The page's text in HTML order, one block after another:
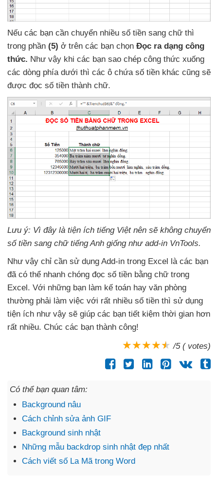
Nếu các bạn cần chuyển nhiều số tiền sang chữ thì
trong phần (5) ở trên các bạn chọn Đọc ra dạng công
thức. Như vậy khi các bạn sao chép công thức xuống
các dòng phía dưới thì các ô chứa số tiền khác cũng sẽ
được đọc số tiền thành chữ.
Lưu ý: Vì đây là tiện ích tiếng Việt nên sẽ không chuyển
số tiền sang chữ tiếng Anh giống như add-in VnTools.
Như vậy chỉ cần sử dụng Add-in trong Excel là các bạn
đã có thể nhanh chóng đọc số tiền bằng chữ trong
Excel. Với những bạn làm kế toán hay văn phòng
thường phải làm việc với rất nhiều số tiền thì sử dụng
tiện ích như vậy sẽ giúp các bạn tiết kiệm thời gian hơn
rất nhiều. Chúc các bạn thành công!
/5 ( votes)
Có thể bạn quan tâm:
Background nâu
Cách chỉnh sửa ảnh GIF
Background sinh nhật
Những mẫu backdrop sinh nhật đẹp nhất
Cách viết số La Mã trong Word